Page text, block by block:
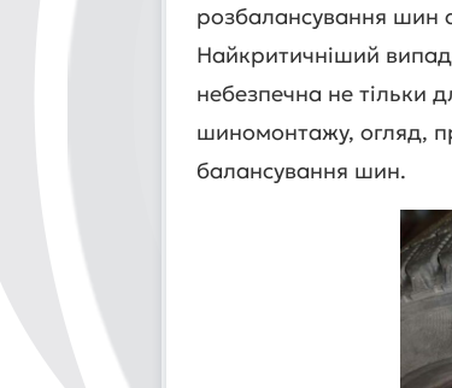
розбалансування шин
Найкритичніший
небезпечна не тільки
шиномонтажу, огляд,
балансування шин.